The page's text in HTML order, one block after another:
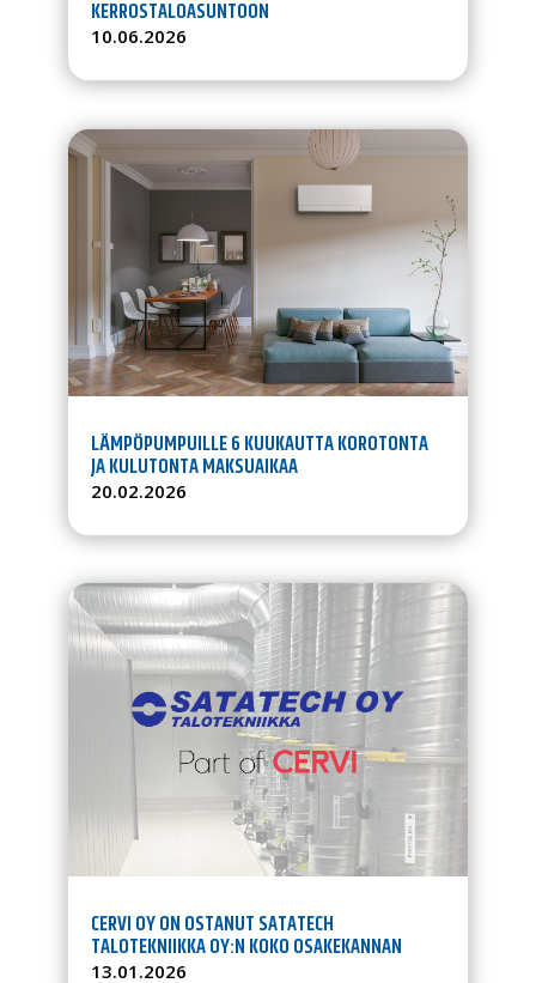
KERROSTALOASUNTOON
10.06.2026
LÄMPÖPUMPUILLE 6 KUUKAUTTA KOROTONTA
JA KULUTONTA MAKSUAIKAA
20.02.2026
CERVI OY ON OSTANUT SATATECH
TALOTEKNIIKKA OY:N KOKO OSAKEKANNAN
13.01.2026